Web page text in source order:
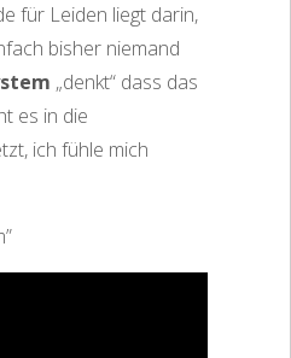
für Leiden liegt darin,
bisher niemand
„denkt“ dass das
es in die
ich fühle mich